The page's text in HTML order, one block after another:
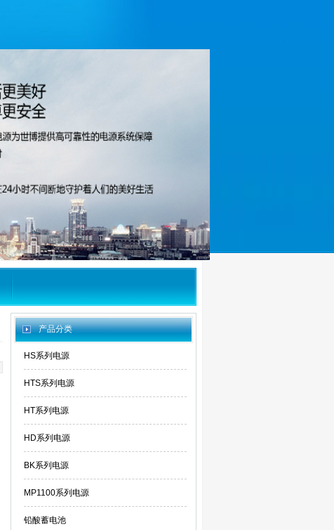
产品分类
HS系列电源
HTS系列电源
HT系列电源
HD系列电源
BK系列电源
MP1100系列电源
铅酸蓄电池